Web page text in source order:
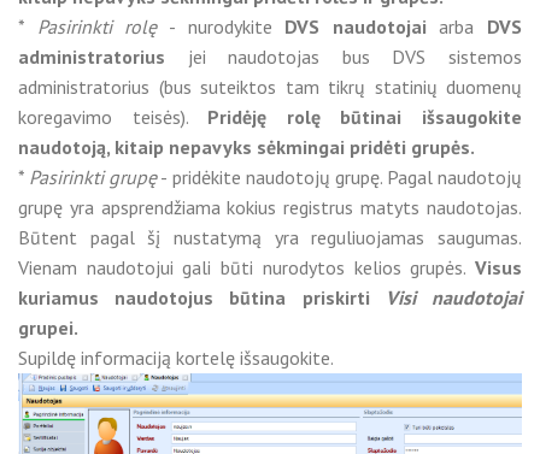
* Pasirinkti rolę- nurodykite DVS naudotojai arba DVS
administratorius jei naudotojas bus DVS sistemos
administratorius (bus suteiktos tam tikrų statinių duomenų
koregavimo teisės). Pridėję rolę būtinai išsaugokite
naudotoją, kitaip nepavyks sėkmingai pridėti grupės.
* Pasirinkti grupę- pridėkite naudotojų grupę. Pagal naudotojų
grupę yra apsprendžiama kokius registrus matyts naudotojas.
Būtent pagal šį nustatymą yra reguliuojamas saugumas.
Vienam naudotojui gali būti nurodytos kelios grupės. Visus
kuriamus naudotojus būtina priskirti
Visi naudotojai
grupei.
Supildę informaciją kortelę išsaugokite.